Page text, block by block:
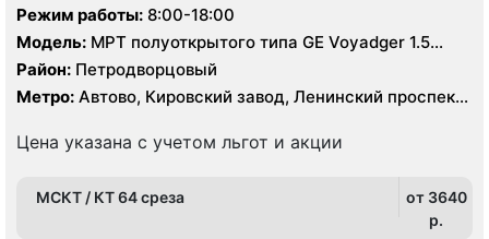
Режим работы: 8:00-18:00
Модель: МРТ полуоткрытого типа GЕ Voyadger 1.5
Тесла, КТ Siemens Somatom Difinition AS 64 - 64 среза,
Район: Петродворцовый
Метро: Автово, Кировский завод, Ленинский проспект,
Цена указана с учетом льгот и акции
МСКТ / КТ 64 среза
от 3640
p.